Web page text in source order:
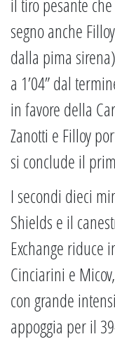
il tiro pesante
segno anche
dalla pima
a 1’04” dal
in favore della
Zanotti e Filloy
si conclude il
I secondi dieci
Shields e il
Exchange riduce
Cinciarini e
con grande
appoggia per il